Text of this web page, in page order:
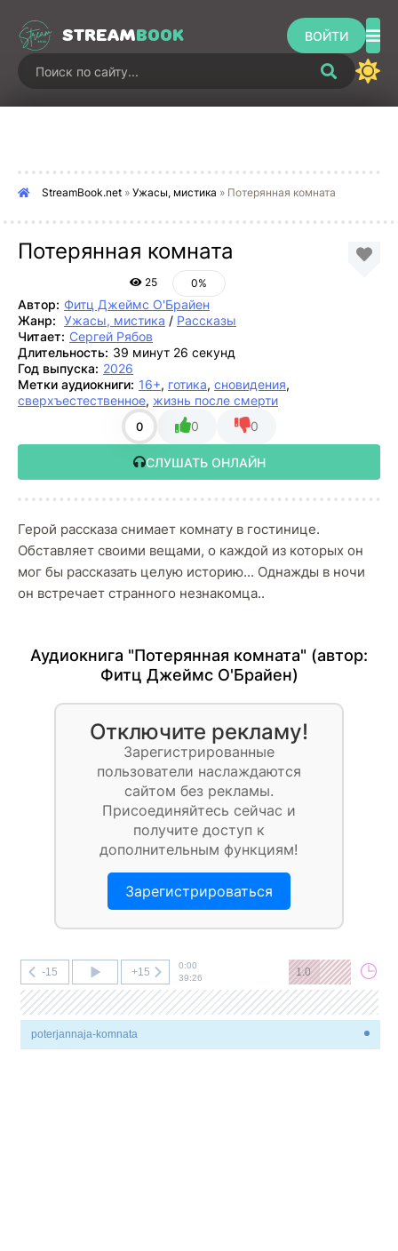
STREAMBOOK ВОЙТИ
StreamBook.net » Ужасы, мистика » Потерянная комната
Потерянная комната
25 0%
Автор: Фитц Джеймс О'Брайен
Жанр: Ужасы, мистика / Рассказы
Читает: Сергей Рябов
Длительность: 39 минут 26 секунд
Год выпуска: 2026
Метки аудиокниги: 16+, готика, сновидения,
сверхъестественное, жизнь после смерти
0 0 0
СЛУШАТЬ ОНЛАЙН
Герой рассказа снимает комнату в гостинице.
Обставляет своими вещами, о каждой из которых он
мог бы рассказать целую историю... Однажды в ночи
он встречает странного незнакомца..
Аудиокнига "Потерянная комната" (автор:
Фитц Джеймс О'Брайен)
Отключите рекламу!
Зарегистрированные
пользователи наслаждаются
сайтом без рекламы.
Присоединяйтесь сейчас и
получите доступ к
дополнительным функциям!
Зарегистрироваться
-15 +15
0:00
39:26
1.0
poterjannaja-komnata